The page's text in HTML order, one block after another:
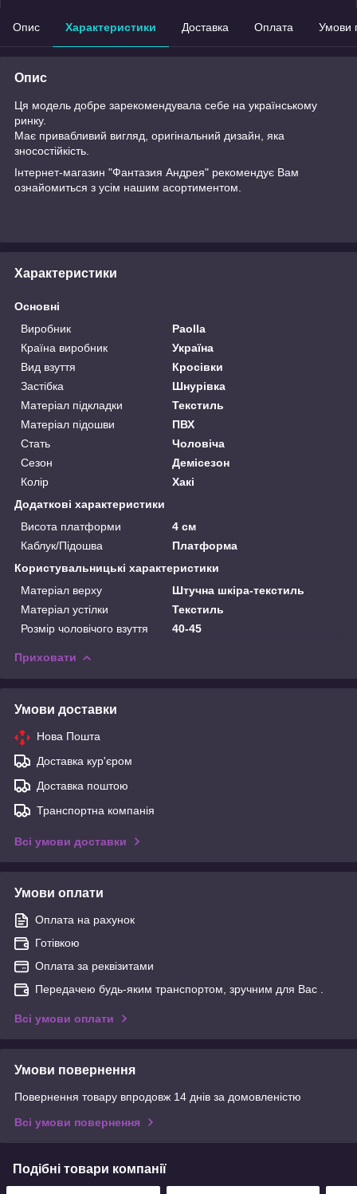
Опис Характеристики Доставка Оплата Умови
Опис
Ця модель добре зарекомендувала себе на українському
ринку.
Має привабливий вигляд, оригінальний дизайн, яка
зносостійкість.
Інтернет-магазин "Фантазия Андрея" рекомендує Вам
ознайомиться з усім нашим асортиментом.
Характеристики
Основні
Виробник
Paolla
Країна виробник
Україна
Вид взуття
Кросівки
Застібка
Шнурівка
Матеріал підкладки
Текстиль
Матеріал підошви
ПВХ
Стать
Чоловіча
Сезон
Демісезон
Колір
Хакі
Додаткові характеристики
Висота платформи
4 см
Каблук/Підошва
Платформа
Користувальницькі характеристики
Матеріал верху
Штучна шкіра-текстиль
Матеріал устілки
Текстиль
Розмір чоловічого взуття
40-45
Приховати
Умови доставки
Нова Пошта
Доставка кур'єром
Доставка поштою
Транспортна компанія
Всі умови доставки
Умови оплати
Оплата на рахунок
Готівкою
Оплата за реквізитами
Передачею будь-яким транспортом, зручним для Вас .
Всі умови оплати
Умови повернення
Повернення товару впродовж 14 днів за домовленістю
Всі умови повернення
Подібні товари компанії